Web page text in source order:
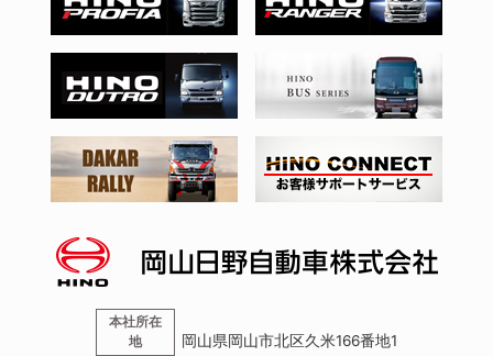
本社所在
地
岡山県岡山市北区久米166番地1